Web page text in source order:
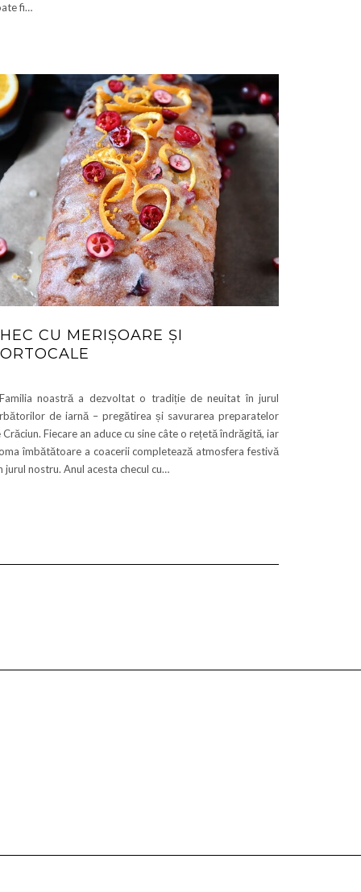
fi…
CU MERIȘOARE ȘI
noastră a dezvoltat o tradiție de neuitat în jurul
de iarnă – pregătirea și savurarea preparatelor
Crăciun. Fiecare an aduce cu sine câte o rețetă îndrăgită, iar
îmbătătoare a coacerii completează atmosfera festivă
jurul nostru. Anul acesta checul cu…